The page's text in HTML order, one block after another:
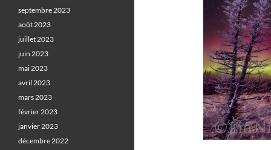
septembre 2023
août 2023
juillet 2023
juin 2023
mai 2023
avril 2023
mars 2023
février 2023
janvier 2023
décembre 2022